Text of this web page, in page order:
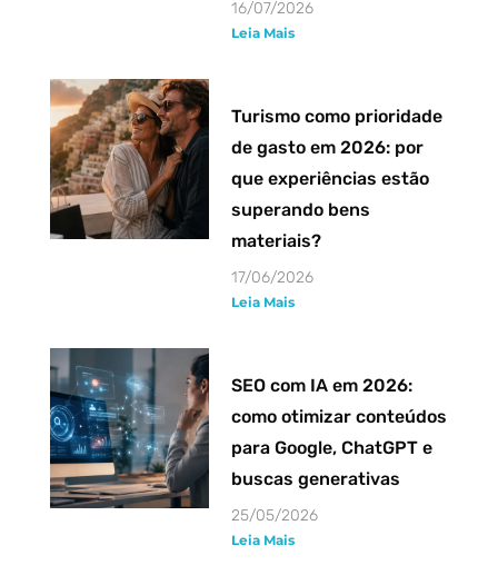
16/07/2026
Leia Mais
Turismo como prioridade
de gasto em 2026: por
que experiências estão
superando bens
materiais?
17/06/2026
Leia Mais
SEO com IA em 2026:
como otimizar conteúdos
para Google, ChatGPT e
buscas generativas
25/05/2026
Leia Mais